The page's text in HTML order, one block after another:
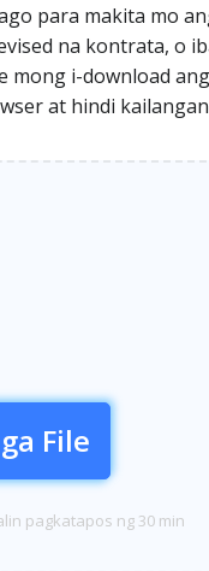
para makita mo
na kontrata, o
i-download
at hindi
File
pagkatapos ng 30 min